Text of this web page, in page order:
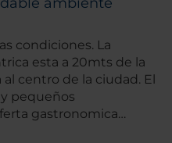
condiciones. La
esta a 20mts de la
centro de la ciudad. El
pequeños
gastronomica